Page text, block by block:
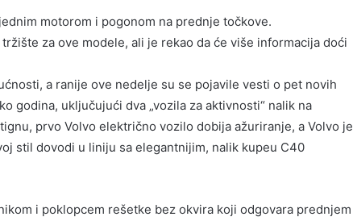
motorom i pogonom na prednje točkove.
za ove modele, ali je rekao da će više informacija doći
a ranije ove nedelje su se pojavile vesti o pet novih
godina, uključujući dva „vozila za aktivnosti“ nalik na
prvo Volvo električno vozilo dobija ažuriranje, a Volvo je
stil dovodi u liniju sa elegantnijim, nalik kupeu C40
i poklopcem rešetke bez okvira koji odgovara prednjem